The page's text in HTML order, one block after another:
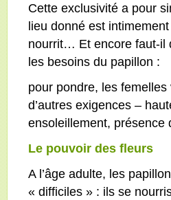
Cette exclusivité a pour
lieu donné est
nourrit… Et encore faut-il
les besoins du papillon :
pour pondre, les
d’autres exigences –
ensoleillement,
Le pouvoir des fleurs
A l’âge adulte, les
« difficiles » : ils se